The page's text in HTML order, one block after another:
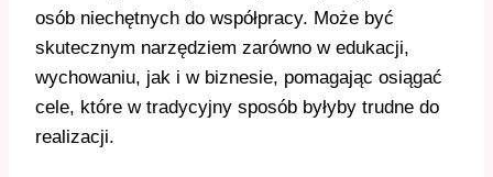
osób niechętnych do współpracy. Może być
skutecznym narzędziem zarówno w edukacji,
wychowaniu, jak i w biznesie, pomagając osiągać
cele, które w tradycyjny sposób byłyby trudne do
realizacji.